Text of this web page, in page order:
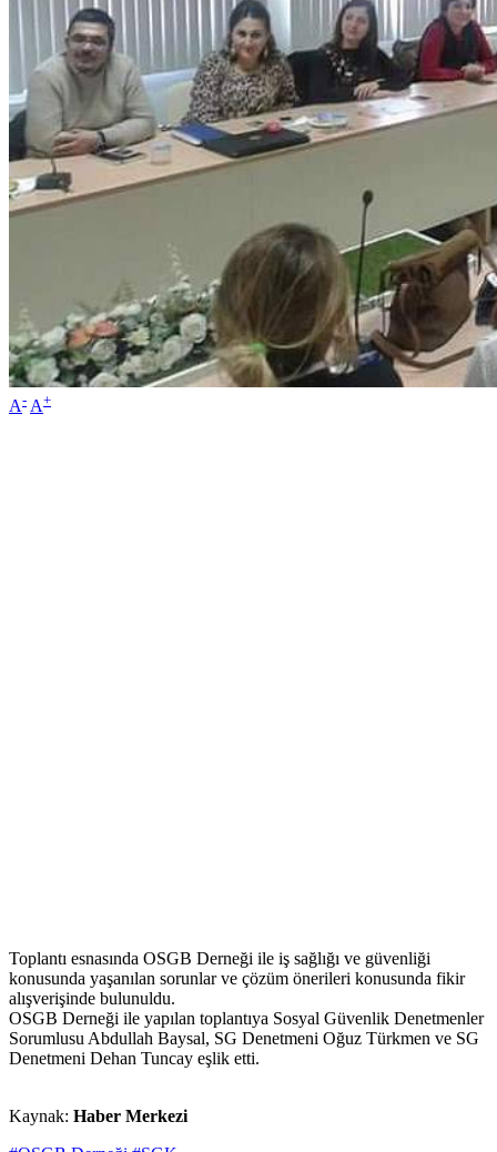
A- A+
Toplantı esnasında OSGB Derneği ile iş sağlığı ve güvenliği
konusunda yaşanılan sorunlar ve çözüm önerileri konusunda fikir
alışverişinde bulunuldu.
OSGB Derneği ile yapılan toplantıya Sosyal Güvenlik Denetmenler
Sorumlusu Abdullah Baysal, SG Denetmeni Oğuz Türkmen ve SG
Denetmeni Dehan Tuncay eşlik etti.
Kaynak: Haber Merkezi